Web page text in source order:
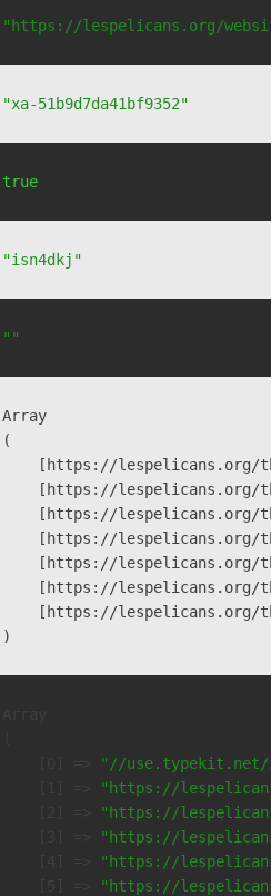
"https://lespelicans.org/
"xa-51b9d7da41bf9352"
true
"isn4dkj"
""
Array
(
[https://
[https://
[https://
[https://
[https://
[https://
[https://
"//
"https://
"https://
"https://
"https://
"https://